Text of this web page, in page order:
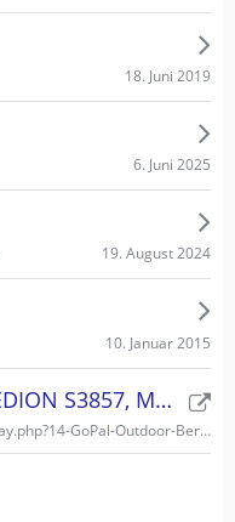
18. Juni 2019
6. Juni 2025
19. August 2024
10. Januar 2015
MEDION Outdoor Navis (MEDION S3857, MEDION S3747)
http://www.gopal-navigator.de/forumdisplay.php?14-GoPal-Outdoor-Bereich